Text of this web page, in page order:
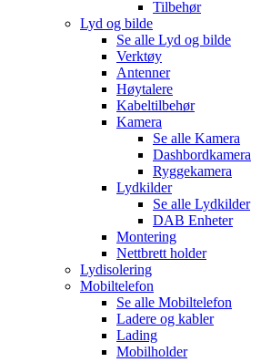
Tilbehør
Lyd og bilde
Se alle Lyd og bilde
Verktøy
Antenner
Høytalere
Kabeltilbehør
Kamera
Se alle Kamera
Dashbordkamera
Ryggekamera
Lydkilder
Se alle Lydkilder
DAB Enheter
Montering
Nettbrett holder
Lydisolering
Mobiltelefon
Se alle Mobiltelefon
Ladere og kabler
Lading
Mobilholder